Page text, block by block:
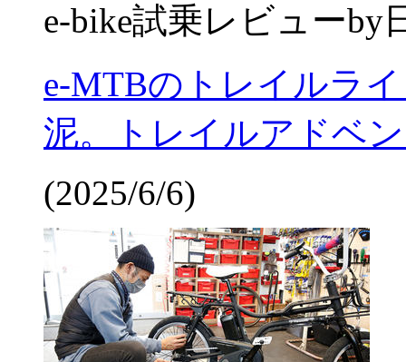
e-bike試乗レビューby
e-MTBのトレイルラ
泥。トレイルアドベ
(2025/6/6)